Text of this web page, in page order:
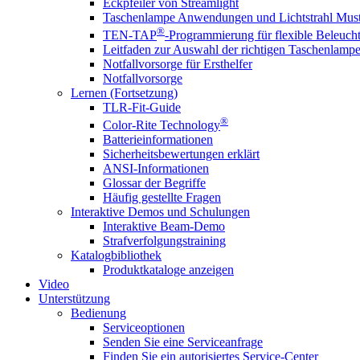
Taschenlampe Anwendungen und Lichtstrahl
TEN-TAP®-Programmierung für flexible
Leitfaden zur Auswahl der richtigen Taschenlampe
Notfallvorsorge für Ersthelfer
Notfallvorsorge
Lernen (Fortsetzung)
TLR-Fit-Guide
Color-Rite Technology®
Batterieinformationen
Sicherheitsbewertungen erklärt
ANSI-Informationen
Glossar der Begriffe
Häufig gestellte Fragen
Interaktive Demos und Schulungen
Interaktive Beam-Demo
Strafverfolgungstraining
Katalogbibliothek
Produktkataloge anzeigen
Video
Unterstützung
Bedienung
Serviceoptionen
Senden Sie eine Serviceanfrage
Finden Sie ein autorisiertes Service-Center